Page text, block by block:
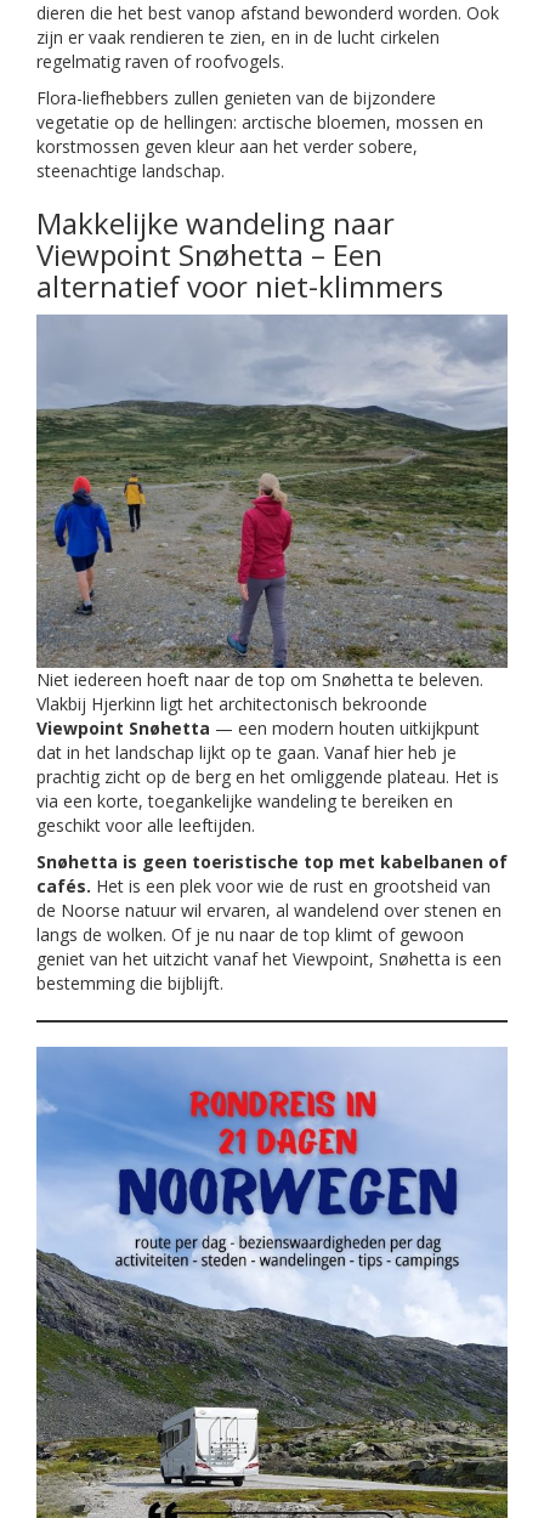
dieren die het best vanop afstand bewonderd worden. Ook
zijn er vaak rendieren te zien, en in de lucht cirkelen
regelmatig raven of roofvogels.
Flora-liefhebbers zullen genieten van de bijzondere
vegetatie op de hellingen: arctische bloemen, mossen en
korstmossen geven kleur aan het verder sobere,
steenachtige landschap.
Makkelijke wandeling naar
Viewpoint Snøhetta – Een
alternatief voor niet-klimmers
Niet iedereen hoeft naar de top om Snøhetta te beleven.
Vlakbij Hjerkinn ligt het architectonisch bekroonde
Viewpoint Snøhetta — een modern houten uitkijkpunt
dat in het landschap lijkt op te gaan. Vanaf hier heb je
prachtig zicht op de berg en het omliggende plateau. Het is
via een korte, toegankelijke wandeling te bereiken en
geschikt voor alle leeftijden.
Snøhetta is geen toeristische top met kabelbanen of
cafés. Het is een plek voor wie de rust en grootsheid van
de Noorse natuur wil ervaren, al wandelend over stenen en
langs de wolken. Of je nu naar de top klimt of gewoon
geniet van het uitzicht vanaf het Viewpoint, Snøhetta is een
bestemming die bijblijft.